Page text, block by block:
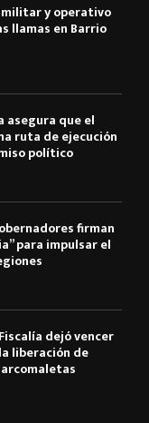
y operativo
llamas en Barrio
asegura que el
ruta de ejecución
político
firman
para impulsar el
dejó vencer
liberación de